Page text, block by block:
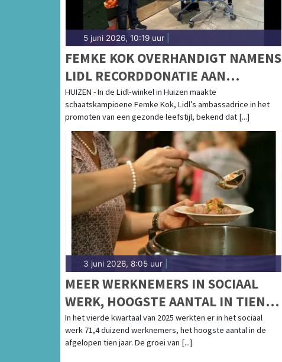
5 juni 2026, 10:19 uur
FEMKE KOK OVERHANDIGT NAMENS
LIDL RECORDDONATIE AAN
VOEDSELBANKEN NEDERLAND:
760.000 KG VERSE GROENTE EN
FRUIT
HUIZEN - In de Lidl‑winkel in Huizen maakte
schaatskampioene Femke Kok, Lidl’s ambassadrice in het
promoten van een gezonde leefstijl, bekend dat [...]
3 juni 2026, 8:05 uur
MEER WERKNEMERS IN SOCIAAL
WERK, HOOGSTE AANTAL IN TIEN
JAAR
In het vierde kwartaal van 2025 werkten er in het sociaal
werk 71,4 duizend werknemers, het hoogste aantal in de
afgelopen tien jaar. De groei van [...]